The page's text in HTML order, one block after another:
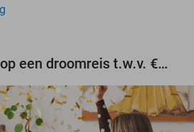
Maak gratis kans op een droomreis t.w.v. €3.000!